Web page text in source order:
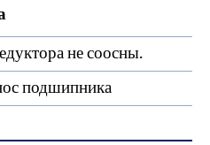
не соосны.
подшипника